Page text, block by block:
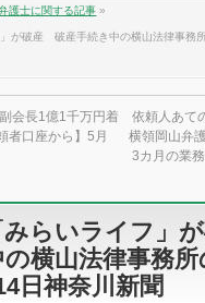
護士に関する記事 »
が破産 破産手続き中の横山法律事務
会長1億1千万円着
者口座から】5月
依頼人あて
横領岡山弁
3カ月の業
らいライフ」
横山法律事務
日神奈川新聞